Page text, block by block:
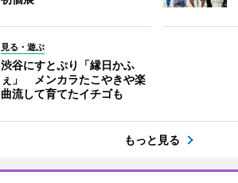
見る・遊ぶ
渋谷にすとぷり「縁日かふ
ぇ」 メンカラたこやきや楽
曲流して育てたイチゴも
もっと見る